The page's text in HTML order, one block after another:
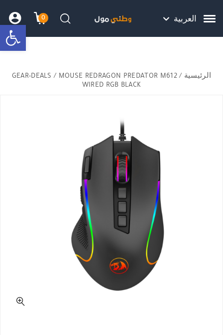
هل نزلت التطبيق ليصلك كل جديد ؟
العربية 0
עגלתחיפוש
الرئيسية /
GEAR-DEALS / MOUSE REDRAGON PREDATOR M612
WIRED RGB BLACK